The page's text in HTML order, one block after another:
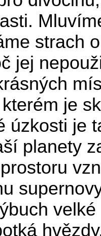
strach
jej
je
úzkosti je
planety